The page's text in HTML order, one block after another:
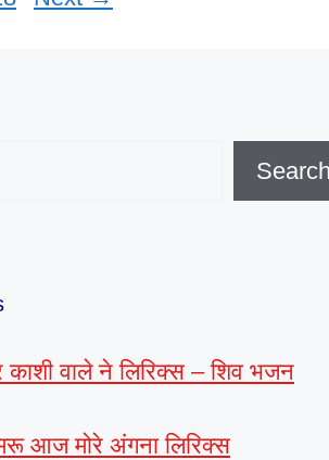
काशी वाले ने लिरिक्स – शिव भजन
आज मोरे अंगना लिरिक्स